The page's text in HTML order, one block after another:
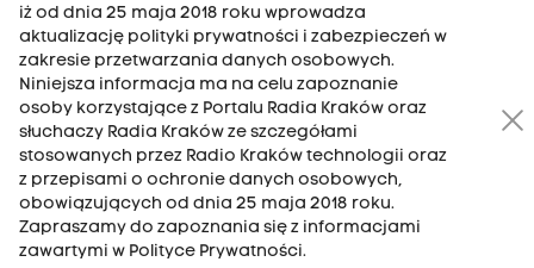
RADIO KRAKÓW SA. Aleja Juliusza Słowackiego 22, 30-007
Kraków
Antena: 12 200 33 33
iż od dnia 25 maja 2018 roku wprowadza
aktualizację polityki prywatności i zabezpieczeń w
zakresie przetwarzania danych osobowych.
Niniejsza informacja ma na celu zapoznanie
osoby korzystające z Portalu Radia Kraków oraz
słuchaczy Radia Kraków ze szczegółami
stosowanych przez Radio Kraków technologii oraz
z przepisami o ochronie danych osobowych,
obowiązujących od dnia 25 maja 2018 roku.
Zapraszamy do zapoznania się z informacjami
zawartymi w Polityce Prywatności.